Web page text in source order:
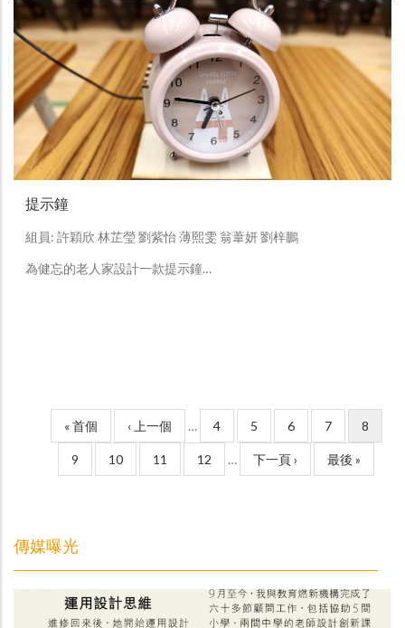
提示鐘
組員: 許穎欣 林芷瑩 劉紫怡 薄熙雯 翁葦妍 劉梓鵬
為健忘的老人家設計一款提示鐘…
Pagination
First
page
« 首個
上
一
‹ 上一個 … Page
4 Page
5 Page
6 Page
7
目
前
8
Page
9 Page
10 Page
11 Page
12 …
下
下一頁 ›
Last
最後 »
傳媒曝光